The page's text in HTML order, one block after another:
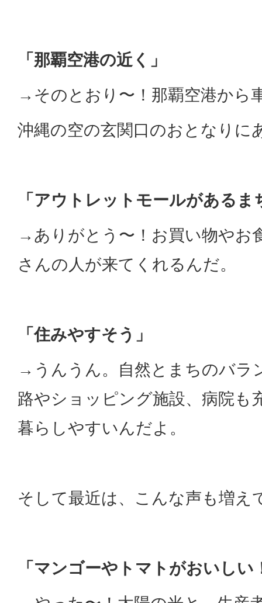
「那覇空港の近く」
→そのとおり〜！那覇空港から
沖縄の空の玄関口のおとなりに
「アウトレットモールがあるま
→ありがとう〜！お買い物やお
さんの人が来てくれるんだ。
「住みやすそう」
→うんうん。自然とまちのバラ
路やショッピング施設、病院も
暮らしやすいんだよ。
そして最近は、こんな声も増え
「マンゴーやトマトがおいしい